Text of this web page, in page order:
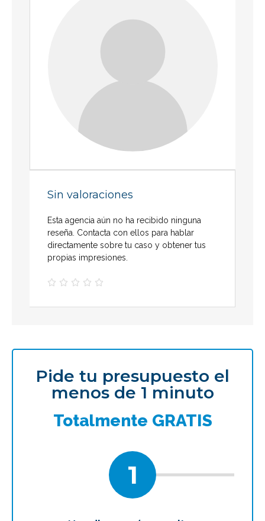
Sin valoraciones
Esta agencia aún no ha recibido ninguna
reseña. Contacta con ellos para hablar
directamente sobre tu caso y obtener tus
propias impresiones.
    
Pide tu presupuesto el
menos de 1 minuto
Totalmente GRATIS
1